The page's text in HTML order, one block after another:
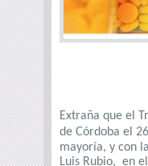
Extraña que el
de Córdoba el
mayoría, y con
Luis Rubio, en el